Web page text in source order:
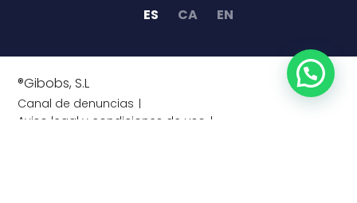
ES CA EN
®Gibobs, S.L
Canal de denuncias
Aviso legal y condiciones de uso